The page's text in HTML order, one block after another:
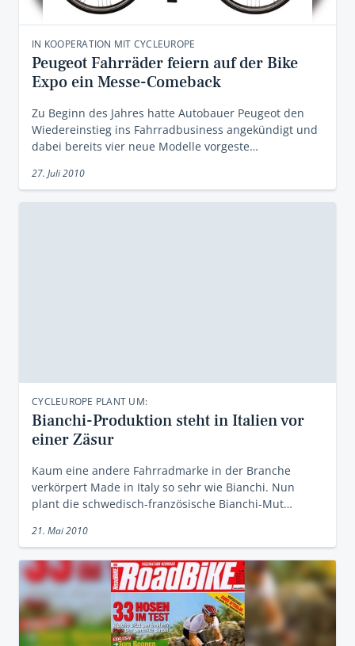
IN KOOPERATION MIT CYCLEUROPE
Peugeot Fahrräder feiern auf der Bike
Expo ein Messe-Comeback
Zu Beginn des Jahres hatte Autobauer Peugeot den
Wiedereinstieg ins Fahrradbusiness angekündigt und
dabei bereits vier neue Modelle vorgeste…
27. Juli 2010
CYCLEUROPE PLANT UM:
Bianchi-Produktion steht in Italien vor
einer Zäsur
Kaum eine andere Fahrradmarke in der Branche
verkörpert Made in Italy so sehr wie Bianchi. Nun
plant die schwedisch-französische Bianchi-Mut…
21. Mai 2010